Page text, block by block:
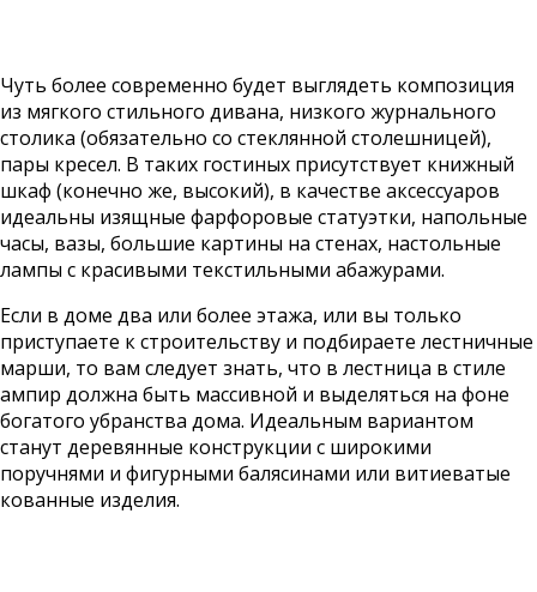
Чуть более современно будет выглядеть композиция
из мягкого стильного дивана, низкого журнального
столика (обязательно со стеклянной столешницей),
пары кресел. В таких гостиных присутствует книжный
шкаф (конечно же, высокий), в качестве аксессуаров
идеальны изящные фарфоровые статуэтки, напольные
часы, вазы, большие картины на стенах, настольные
лампы с красивыми текстильными абажурами.
Если в доме два или более этажа, или вы только
приступаете к строительству и подбираете лестничные
марши, то вам следует знать, что в лестница в стиле
ампир должна быть массивной и выделяться на фоне
богатого убранства дома. Идеальным вариантом
станут деревянные конструкции с широкими
поручнями и фигурными балясинами или витиеватые
кованные изделия.